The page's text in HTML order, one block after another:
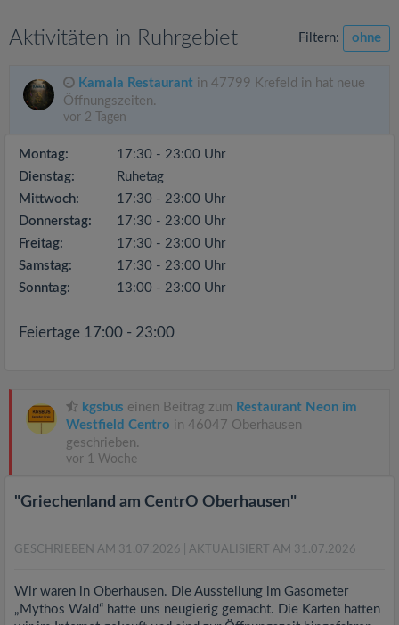
Aktivitäten in Ruhrgebiet Filtern: ohne
Kamala Restaurant in 47799 Krefeld in hat neue
Öffnungszeiten.
vor 2 Tagen
Montag:
17:30 - 23:00 Uhr
Dienstag:
Ruhetag
Mittwoch:
17:30 - 23:00 Uhr
Donnerstag:
17:30 - 23:00 Uhr
Freitag:
17:30 - 23:00 Uhr
Samstag:
17:30 - 23:00 Uhr
Sonntag:
13:00 - 23:00 Uhr
Feiertage 17:00 - 23:00
kgsbus einen Beitrag zum Restaurant Neon im
Westfield Centro in 46047 Oberhausen
geschrieben.
vor 1 Woche
"Griechenland am CentrO Oberhausen"
GESCHRIEBEN AM 31.07.2026 | AKTUALISIERT AM 31.07.2026
Wir waren in Oberhausen. Die Ausstellung im Gasometer
„Mythos Wald“ hatte uns neugierig gemacht. Die Karten hatten